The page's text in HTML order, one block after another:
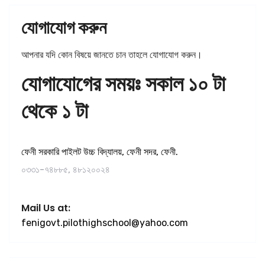
যোগাযোগ করুন
আপনার যদি কোন বিষয়ে জানতে চান তাহলে যোগাযোগ করুন।
যোগাযোগের সময়ঃ সকাল ১০ টা
থেকে ১ টা
ফেনী সরকারি পাইলট উচ্চ বিদ্যালয়, ফেনী সদর, ফেনী.
০৩৩১-৭৪৮৮৫, ৪৮১২০০২৪
Mail Us at:
fenigovt.pilothighschool@yahoo.com